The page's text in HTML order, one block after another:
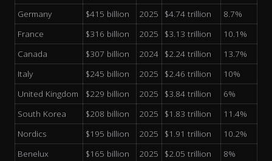
Germany
$415 billion 2025 $4.74 trillion
8.7%
France
$316 billion 2025 $3.13 trillion
10.1%
Canada
$307 billion 2024 $2.24 trillion
13.7%
Italy
$245 billion 2025 $2.46 trillion
10%
United Kingdom
$229 billion 2025 $3.84 trillion
6%
South Korea
$208 billion 2025 $1.83 trillion
11.4%
Nordics
$195 billion 2025 $1.91 trillion
10.2%
Benelux
$165 billion 2025 $2.05 trillion
8%